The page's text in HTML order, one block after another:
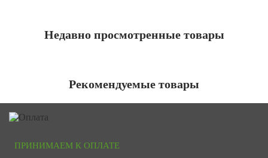
Недавно просмотренные товары
Рекомендуемые товары
ПРИНИМАЕМ К ОПЛАТЕ